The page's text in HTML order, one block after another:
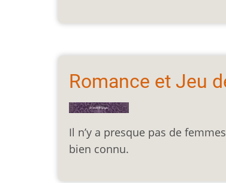
Romance et Jeu
Il n’y a presque pas de
bien connu.